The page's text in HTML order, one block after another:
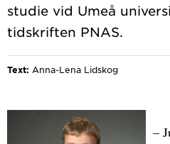
studie vid Umeå
Text: Anna-Lena Lidskog
–